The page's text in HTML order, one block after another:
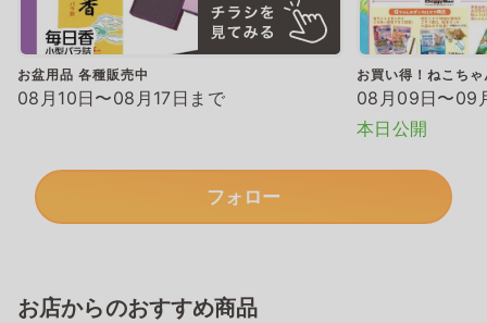
お盆用品 各種販売中
08月10日〜08月17日まで
お買い得！ねこち
08月09日〜09
本日公開
フォロー
お店からのおすすめ商品